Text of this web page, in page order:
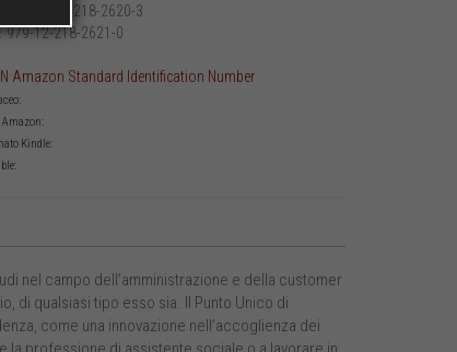
979-12-218-2620-3
979-12-218-2621-0
Amazon Standard Identification Number
Amazon:
Kindle:
nel campo dell’amministrazione e della customer
di qualsiasi tipo esso sia. Il Punto Unico di
come una innovazione nell’accoglienza dei